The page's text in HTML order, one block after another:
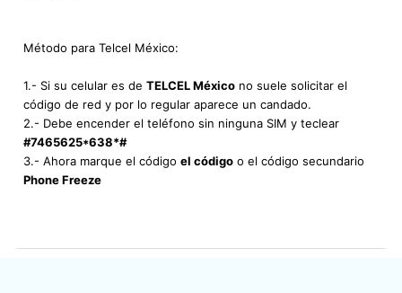
Método para Telcel México:
1.- Si su celular es de TELCEL México no suele solicitar el
código de red y por lo regular aparece un candado.
2.- Debe encender el teléfono sin ninguna SIM y teclear
#7465625*638*#
3.- Ahora marque el código el código o el código secundario
Phone Freeze